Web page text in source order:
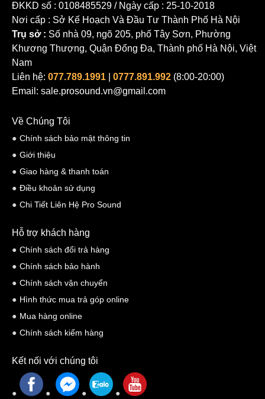
ĐKKD số : 0108485529 / Ngày cấp : 25-10-2018
Nơi cấp : Sở Kế Hoạch Và Đầu Tư Thành Phố Hà Nội
Trụ sở : Số nhà 09, ngõ 205, phố Tây Sơn, Phường
Khương Thượng, Quận Đống Đa, Thành phố Hà Nội, Việt
Nam
Liên hệ: 077.789.1991 0777.891.992 (8:00-20:00)
Email: sale.prosound.vn@gmail.com
Về Chúng Tôi
Chính sách bảo mật thông tin
Giới thiệu
Giao hàng & thanh toán
Điều khoản sử dụng
Chi Tiết Liên Hệ Pro Sound
Hỗ trợ khách hàng
Chính sách đổi trả hàng
Chính sách bảo hành
Chính sách vận chuyển
Hình thức mua trả góp online
Mua hàng online
Chính sách kiểm hàng
Kết nối với chúng tôi